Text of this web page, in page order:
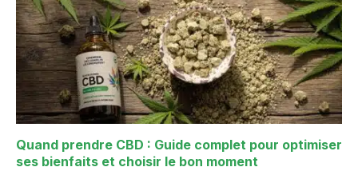
Quand prendre CBD : Guide complet pour optimiser
ses bienfaits et choisir le bon moment